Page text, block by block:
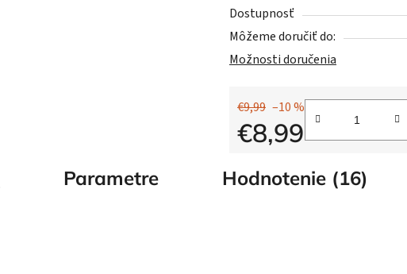
Dostupnosť
Môžeme doručiť do:
Možnosti doručenia
€9,99 –10 %
€8,99
Parametre Hodnotenie (16)